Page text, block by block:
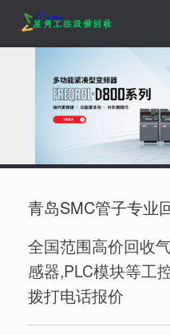
content
青岛SMC管子专业
全国范围高价回收
感器,PLC模块等工
拨打电话报价